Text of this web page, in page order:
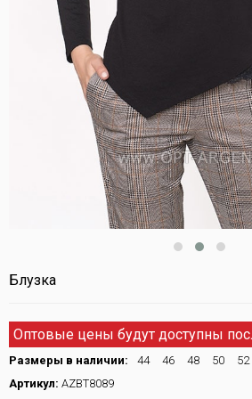
Блузка
Оптовые цены будут доступны
Размеры в наличии: 44 46 48 50 52
Артикул: AZBT8089